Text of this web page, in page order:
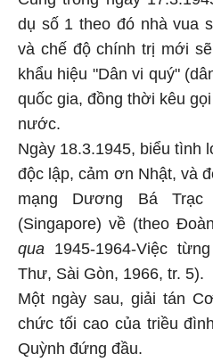
dụ số 1 theo đó nhà vua
và chế độ chính trị mới
khẩu hiệu "Dân vi quý"
quốc gia, đồng thời kêu
nước.
Ngày 18.3.1945, biểu tình
độc lập, cảm ơn Nhật, và
mạng Dương Bá
(Singapore) về (theo
qua 1945-1964-Việc
Thư, Sài Gòn, 1966, tr. 5).
Một ngày sau, giải tán
chức tối cao của triều
Quỳnh đứng đầu.